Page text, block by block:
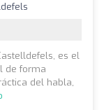
es el
de forma
del habla,